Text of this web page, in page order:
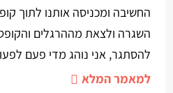
החשיבה ומכניסה אותנו לתוך
השגרה ולצאת מההרגלים
להסתגר, אני נוהג מדי פעם
למאמר המלא